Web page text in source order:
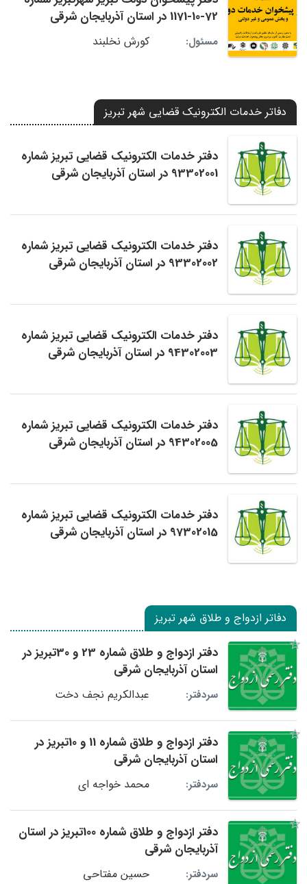
72-10-1171 در استان آذربایجان شرقی
مسئول: کورش نخلبند
دفاتر خدمات الکترونیک قضایی شهر تبریز
دفتر خدمات الکترونیک قضایی تبریز شماره
93302001 در استان آذربایجان شرقی
دفتر خدمات الکترونیک قضایی تبریز شماره
93302002 در استان آذربایجان شرقی
دفتر خدمات الکترونیک قضایی تبریز شماره
94302003 در استان آذربایجان شرقی
دفتر خدمات الکترونیک قضایی تبریز شماره
94302005 در استان آذربایجان شرقی
دفتر خدمات الکترونیک قضایی تبریز شماره
97302015 در استان آذربایجان شرقی
دفاتر ازدواج و طلاق شهر تبریز
دفتر ازدواج و طلاق شماره 23 و 30تبریز در
استان آذربایجان شرقی
سردفتر: عبدالکریم نجف دخت
دفتر ازدواج و طلاق شماره 11 و 10تبریز در
استان آذربایجان شرقی
سردفتر: محمد خواجه ای
دفتر ازدواج و طلاق شماره 100تبریز در استان
آذربایجان شرقی
سردفتر: حسین مفتاحی